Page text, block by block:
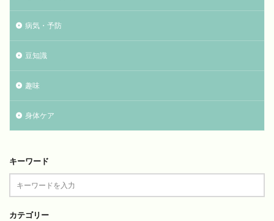
病気・予防
豆知識
趣味
身体ケア
キーワード
カテゴリー